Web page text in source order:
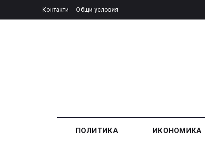
Контакти Общи условия
ПОЛИТИКА ИКОНОМИКА